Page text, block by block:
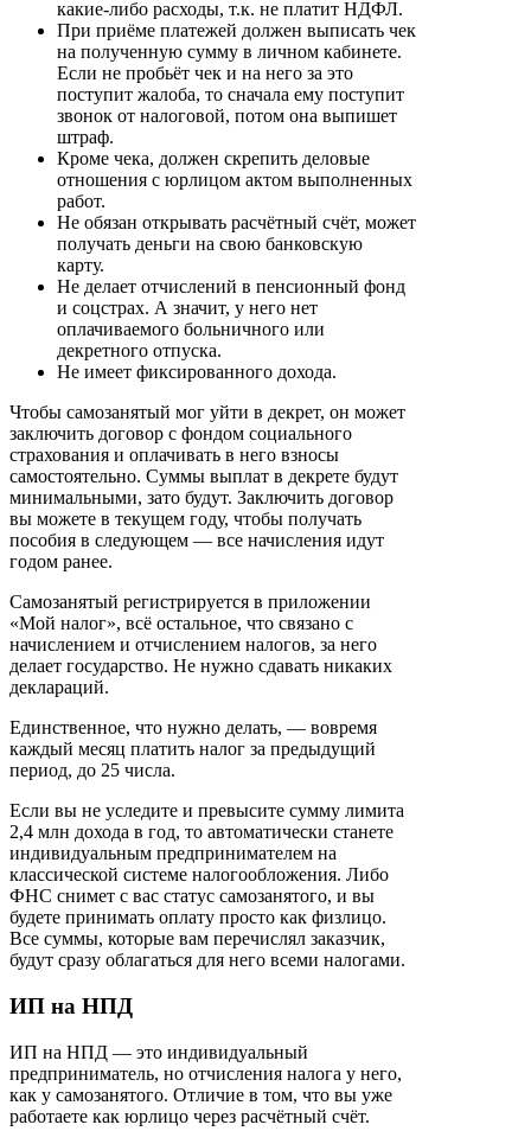
какие-либо расходы, т.к. не платит НДФЛ.
При приёме платежей должен выписать чек
на полученную сумму в личном кабинете.
Если не пробьёт чек и на него за это
поступит жалоба, то сначала ему поступит
звонок от налоговой, потом она выпишет
штраф.
Кроме чека, должен скрепить деловые
отношения с юрлицом актом выполненных
работ.
Не обязан открывать расчётный счёт, может
получать деньги на свою банковскую
карту.
Не делает отчислений в пенсионный фонд
и соцстрах. А значит, у него нет
оплачиваемого больничного или
декретного отпуска.
Не имеет фиксированного дохода.
Чтобы самозанятый мог уйти в декрет, он может
заключить договор с фондом социального
страхования и оплачивать в него взносы
самостоятельно. Суммы выплат в декрете будут
минимальными, зато будут. Заключить договор
вы можете в текущем году, чтобы получать
пособия в следующем — все начисления идут
годом ранее.
Самозанятый регистрируется в приложении
«Мой налог», всё остальное, что связано с
начислением и отчислением налогов, за него
делает государство. Не нужно сдавать никаких
деклараций.
Единственное, что нужно делать, — вовремя
каждый месяц платить налог за предыдущий
период, до 25 числа.
Если вы не уследите и превысите сумму лимита
2,4 млн дохода в год, то автоматически станете
индивидуальным предпринимателем на
классической системе налогообложения. Либо
ФНС снимет с вас статус самозанятого, и вы
будете принимать оплату просто как физлицо.
Все суммы, которые вам перечислял заказчик,
будут сразу облагаться для него всеми налогами.
ИП на НПД
ИП на НПД — это индивидуальный
предприниматель, но отчисления налога у него,
как у самозанятого. Отличие в том, что вы уже
работаете как юрлицо через расчётный счёт.